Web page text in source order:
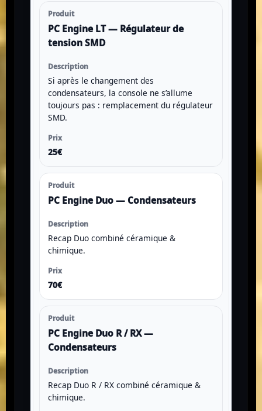
PC Engine LT — Régulateur de
tension SMD
Si après le changement des
condensateurs, la console ne s’allume
toujours pas : remplacement du régulateur
SMD.
25€
PC Engine Duo — Condensateurs
Recap Duo combiné céramique &
chimique.
70€
PC Engine Duo R / RX —
Condensateurs
Recap Duo R / RX combiné céramique &
chimique.